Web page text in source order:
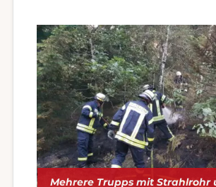
Mehrere Trupps mit Strahlrohr